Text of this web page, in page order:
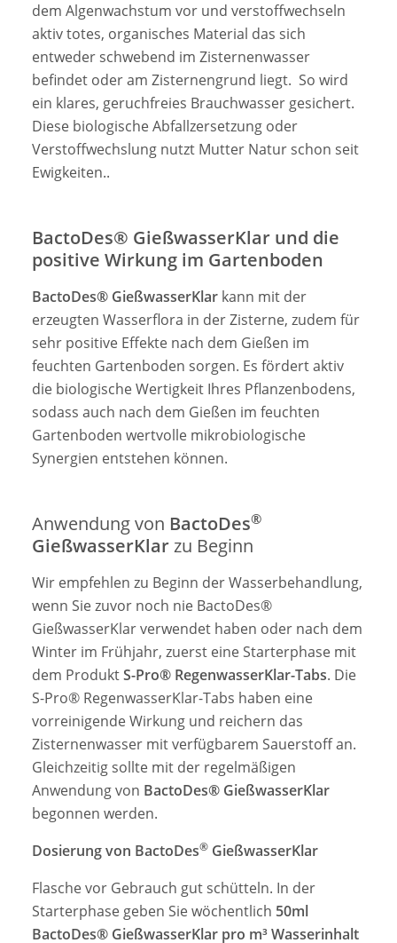
dem Algenwachstum vor und verstoffwechseln
aktiv totes, organisches Material das sich
entweder schwebend im Zisternenwasser
befindet oder am Zisternengrund liegt. So wird
ein klares, geruchfreies Brauchwasser gesichert.
Diese biologische Abfallzersetzung oder
Verstoffwechslung nutzt Mutter Natur schon seit
Ewigkeiten..
BactoDes® GießwasserKlar und die
positive Wirkung im Gartenboden
BactoDes® GießwasserKlar kann mit der
erzeugten Wasserflora in der Zisterne, zudem für
sehr positive Effekte nach dem Gießen im
feuchten Gartenboden sorgen. Es fördert aktiv
die biologische Wertigkeit Ihres Pflanzenbodens,
sodass auch nach dem Gießen im feuchten
Gartenboden wertvolle mikrobiologische
Synergien entstehen können.
Anwendung von BactoDes®
GießwasserKlarzu Beginn
Wir empfehlen zu Beginn der Wasserbehandlung,
wenn Sie zuvor noch nie BactoDes®
GießwasserKlar verwendet haben oder nach dem
Winter im Frühjahr, zuerst eine Starterphase mit
dem ProduktS-Pro® RegenwasserKlar-Tabs. Die
S-Pro® RegenwasserKlar-Tabs haben eine
vorreinigende Wirkung und reichern das
Zisternenwasser mit verfügbarem Sauerstoff an.
Gleichzeitig sollte mit der regelmäßigen
Anwendung von BactoDes® GießwasserKlar
begonnen werden.
Dosierung von BactoDes® GießwasserKlar
Flasche vor Gebrauch gut schütteln. In der
Starterphase geben Sie wöchentlich 50ml
BactoDes® GießwasserKlar pro m³ Wasserinhalt